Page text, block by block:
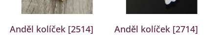
d
Anděl kolíček [2514] Anděl kolíček [2714]